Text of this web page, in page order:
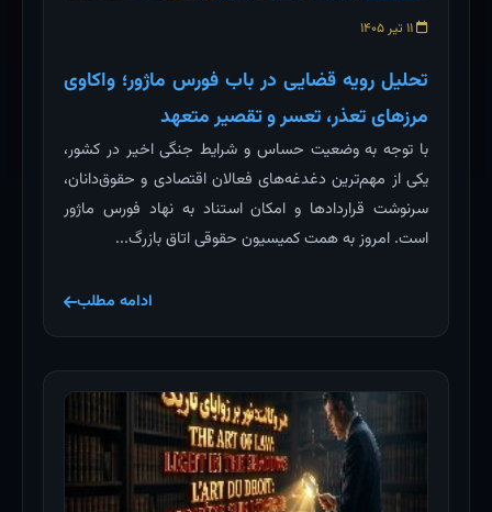
تحلیل رویه قضایی در باب فورس ماژور؛ واکاوی
مرزهای تعذر، تعسر و تقصیر متعهد
با توجه به وضعیت حساس و شرایط جنگی اخیر در کشور،
یکی از مهم‌ترین دغدغه‌های فعالان اقتصادی و حقوق‌دانان،
سرنوشت قراردادها و امکان استناد به نهاد فورس ماژور
است. امروز به همت کمیسیون حقوقی اتاق بازرگ...
ادامه مطلب